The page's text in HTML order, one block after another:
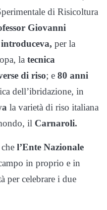
di Risicoltura
Giovanni
per la
la tecnica
di riso; e 80 anni
dell’ibridazione, in
la varietà di riso italiana
il Carnaroli.
l’Ente Nazionale
in proprio e in
per celebrare i due